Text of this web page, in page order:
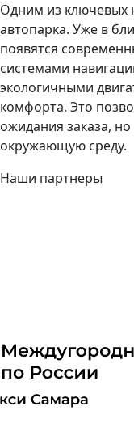
Одним из ключевых
автопарка. Уже в
появятся
системами
экологичными
комфорта. Это
ожидания заказа,
окружающую среду.
Наши партнеры